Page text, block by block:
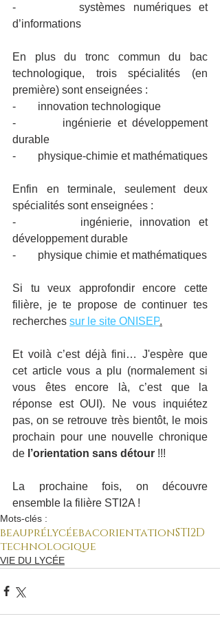
-        systèmes numériques et
d’informations
En plus du tronc commun du bac
technologique, trois spécialités (en
première) sont enseignées :
-        innovation technologique
-        ingénierie et développement
durable
-        physique-chimie et mathématiques
Enfin en terminale, seulement deux
spécialités sont enseignées :
-        ingénierie, innovation et
développement durable
-        physique chimie et mathématiques
Si tu veux approfondir encore cette
filière, je te propose de continuer tes
recherches sur le site ONISEP.
Et voilà c’est déjà fini… J'espère que
cet article vous a plu (normalement si
vous êtes encore là, c’est que la
réponse est OUI). Ne vous inquiétez
pas, on se retrouve très bientôt, le mois
prochain pour une nouvelle chronique
de l’orientation sans détour !!!
La prochaine fois, on découvre
ensemble la filière STI2A !
Mots-clés :
beauprélycéebacorientationSTI2D
technologique
VIE DU LYCÉE